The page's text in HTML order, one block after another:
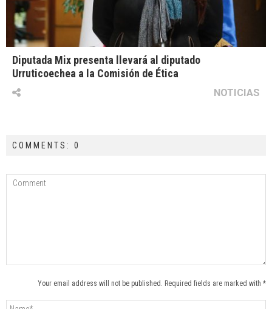
Diputada Mix presenta llevará al diputado
Urruticoechea a la Comisión de Ética
NOTICIAS
COMMENTS: 0
Your email address will not be published. Required fields are marked with *